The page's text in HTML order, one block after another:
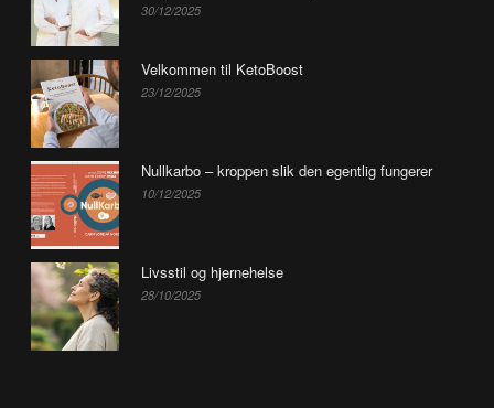
30/12/2025
Velkommen til KetoBoost
23/12/2025
Nullkarbo – kroppen slik den egentlig fungerer
10/12/2025
Livsstil og hjernehelse
28/10/2025